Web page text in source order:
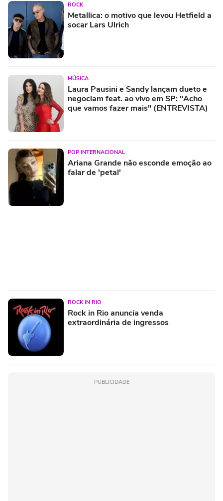
ROCK
Metallica: o motivo que levou Hetfield a
socar Lars Ulrich
MÚSICA
Laura Pausini e Sandy lançam dueto e
negociam feat. ao vivo em SP: "Acho
que vamos fazer mais" (ENTREVISTA)
POP INTERNACIONAL
Ariana Grande não esconde emoção ao
falar de 'petal'
ROCK IN RIO
Rock in Rio anuncia venda
extraordinária de ingressos
PUBLICIDADE